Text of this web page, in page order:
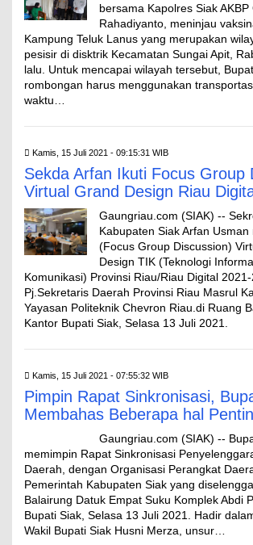
bersama Kapolres Siak AKBP
Rahadiyanto, meninjau
Kampung Teluk Lanus yang merupakan
pesisir di disktrik Kecamatan Sungai Apit,
lalu. Untuk mencapai wilayah tersebut,
rombongan harus menggunakan
waktu…
Kamis, 15 Juli 2021 - 09:15:31 WIB
Sekda Arfan Ikuti Focus Group
Virtual Grand Design Riau
Gaungriau.com (SIAK) --
Kabupaten Siak Arfan
(Focus Group Discussion)
Design TIK (Teknologi
Komunikasi) Provinsi Riau/Riau Digital
Pj.Sekretaris Daerah Provinsi Riau Masrul
Yayasan Politeknik Chevron Riau.di Ruang
Kantor Bupati Siak, Selasa 13 Juli 2021.
Kamis, 15 Juli 2021 - 07:55:32 WIB
Pimpin Rapat Sinkronisasi,
Membahas Beberapa hal
Gaungriau.com (SIAK) --
memimpin Rapat Sinkronisasi
Daerah, dengan Organisasi Perangkat
Pemerintah Kabupaten Siak yang
Balairung Datuk Empat Suku Komplek Abdi
Bupati Siak, Selasa 13 Juli 2021. Hadir
Wakil Bupati Siak Husni Merza, unsur…